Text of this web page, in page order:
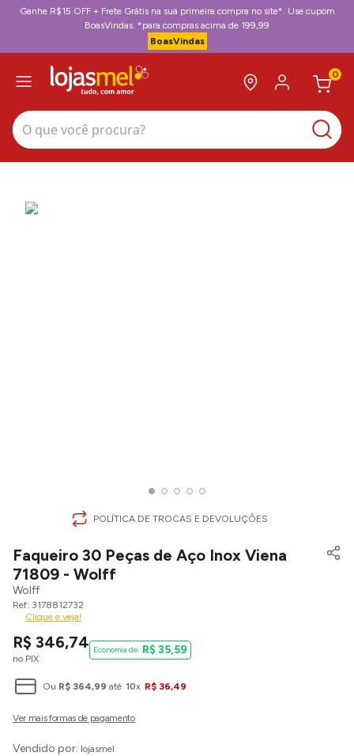
Ganhe R$15 OFF + Frete Grátis na sua primeira compra no site*. Use cupom
BoasVindas. *para compras acima de 199,99
BoasVindas
0
O que você procura?
POLÍTICA DE TROCAS E DEVOLUÇÕES
Faqueiro 30 Peças de Aço Inox Viena
71809 - Wolff
Wolff
3178812732
Clique e veja!
R$ 346,74
no PIX
R$ 35,59
Ou R$ 364,99 até 10x R$ 36,49
Vendido por: lojasmel